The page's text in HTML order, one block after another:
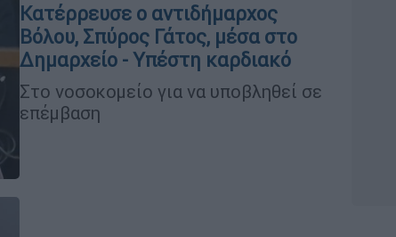
Κατέρρευσε ο αντιδήμαρχος
Βόλου, Σπύρος Γάτος, μέσα στο
Δημαρχείο - Υπέστη καρδιακό
Στο νοσοκομείο για να υποβληθεί σε
επέμβαση